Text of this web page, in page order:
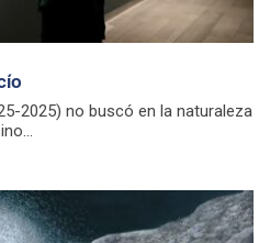
2025) no buscó en la naturaleza